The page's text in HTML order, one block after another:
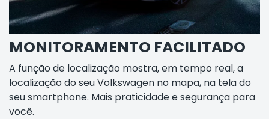
MONITORAMENTO FACILITADO
A função de localização mostra, em tempo real, a
localização do seu Volkswagen no mapa, na tela do
seu smartphone. Mais praticidade e segurança para
você.